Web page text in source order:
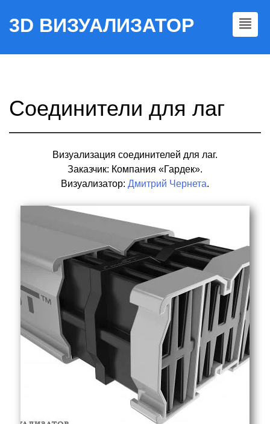
3D ВИЗУАЛИЗАТОР
Соединители для лаг
Визуализация соединителей для лаг.
Заказчик: Компания «Гардек».
Визуализатор: Дмитрий Чернета.